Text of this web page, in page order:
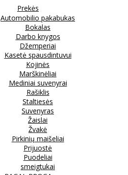
Prekės
Automobilio pakabukas
Bokalas
Darbo knygos
Džemperiai
Kasetė spausdintuvui
Kojinės
Marškinėliai
Mediniai suvenyrai
Rašiklis
Staltiesės
Suvenyras
Žaislai
Žvakė
Pirkinių maišeliai
Prijuostė
Puodeliai
smeigtukai